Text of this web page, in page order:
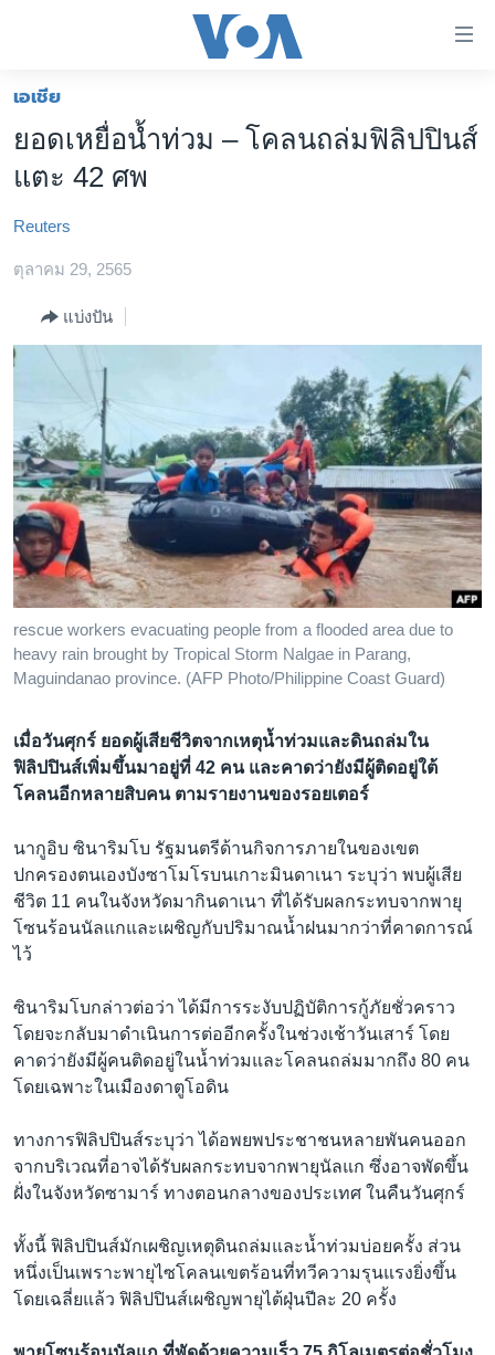
ต่อ
ไป
เนื้อหา
ข้าม
ไป
ข้าม
ไป
ค้นหา
โลก
เอเชีย
สหรัฐฯ
ไทย
ธุรกิจ
วิทยาศาสตร์
สังคมและสุขภาพ
ไลฟ์สไตล์
ตรวจสอบข่าว
เรียนรู้ภาษาอังกฤษ
พอดคาสต์
ติดตามเรา
เอเชีย
ยอดเหยื่อน้ำท่วม – โคลนถล่มฟิลิปปินส์
แตะ 42 ศพ
Reuters
ตุลาคม 29, 2565
แบ่งปัน
rescue workers evacuating people from a flooded area due to
heavy rain brought by Tropical Storm Nalgae in Parang,
Maguindanao province. (AFP Photo/Philippine Coast Guard)
เมื่อวันศุกร์ ยอดผู้เสียชีวิตจากเหตุน้ำท่วมและดินถล่มใน
ฟิลิปปินส์เพิ่มขึ้นมาอยู่ที่ 42 คน และคาดว่ายังมีผู้ติดอยู่ใต้
โคลนอีกหลายสิบคน ตามรายงานของรอยเตอร์
นากูอิบ ซินาริมโบ รัฐมนตรีด้านกิจการภายในของเขต
ปกครองตนเองบังซาโมโรบนเกาะมินดาเนา ระบุว่า พบผู้เสีย
ชีวิต 11 คนในจังหวัดมากินดาเนา ที่ได้รับผลกระทบจากพายุ
โซนร้อนนัลแกและเผชิญกับปริมาณน้ำฝนมากว่าที่คาดการณ์
ไว้
ซินาริมโบกล่าวต่อว่า ได้มีการระงับปฏิบัติการกู้ภัยชั่วคราว
โดยจะกลับมาดำเนินการต่ออีกครั้งในช่วงเช้าวันเสาร์ โดย
คาดว่ายังมีผู้คนติดอยู่ในน้ำท่วมและโคลนถล่มมากถึง 80 คน
โดยเฉพาะในเมืองดาตูโอดิน
ทางการฟิลิปปินส์ระบุว่า ได้อพยพประชาชนหลายพันคนออก
จากบริเวณที่อาจได้รับผลกระทบจากพายุนัลแก ซึ่งอาจพัดขึ้น
ฝั่งในจังหวัดซามาร์ ทางตอนกลางของประเทศ ในคืนวันศุกร์
ทั้งนี้ ฟิลิปปินส์มักเผชิญเหตุดินถล่มและน้ำท่วมบ่อยครั้ง ส่วน
หนึ่งเป็นเพราะพายุไซโคลนเขตร้อนที่ทวีความรุนแรงยิ่งขึ้น
โดยเฉลี่ยแล้ว ฟิลิปปินส์เผชิญพายุไต้ฝุ่นปีละ 20 ครั้ง